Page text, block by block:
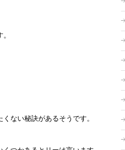
ない秘訣があるそうです。